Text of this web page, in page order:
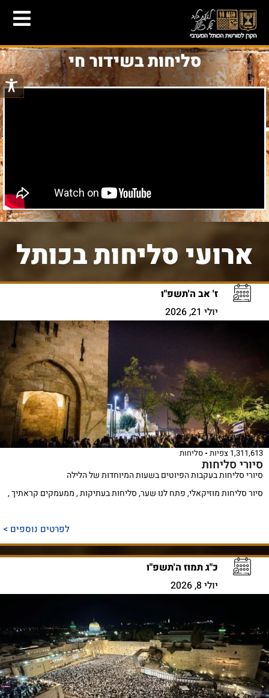
סליחות בשידור חי
ארועי סליחות בכותל
ז' אב ה'תשפ"ו
יולי 21, 2026
1,311,613 צפיות סליחות
סיורי סליחות
סיורי סליחות בעקבות הפיוטים בשעות המיוחדות של הלילה
סיור סליחות מוזיקאלי, פתח לנו שער, סליחות בעתיקות , ממעמקים קראתיך ,
לפרטים נוספים >
כ"ג תמוז ה'תשפ"ו
יולי 8, 2026